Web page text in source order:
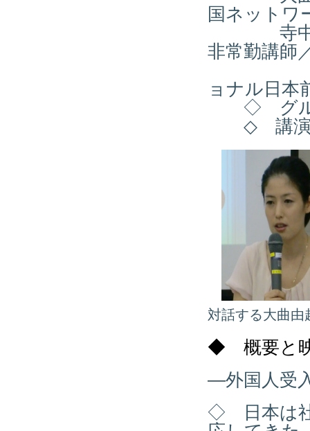
国ネットワ
寺中誠さ
非常勤講師
ョナル日本
◇ グルー
◇ 講演
対話する大曲由
◆ 概要と
―外国人受
◇ 日本は社